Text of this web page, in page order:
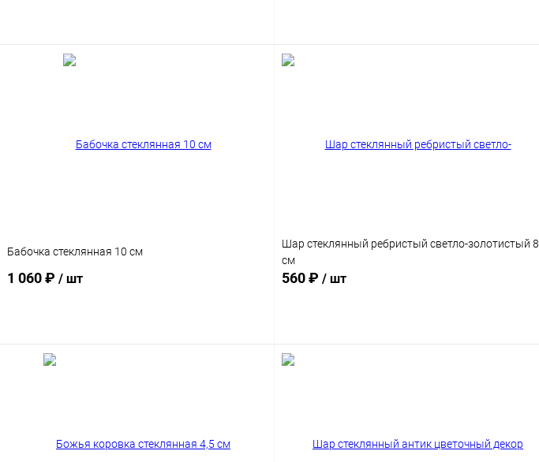
Подписаться Подписаться
Бабочка стеклянная 10 см
1 060 ₽ / шт
Подписаться
Шар стеклянный ребристый светло-золотистый 8
см
560 ₽ / шт
Подписаться